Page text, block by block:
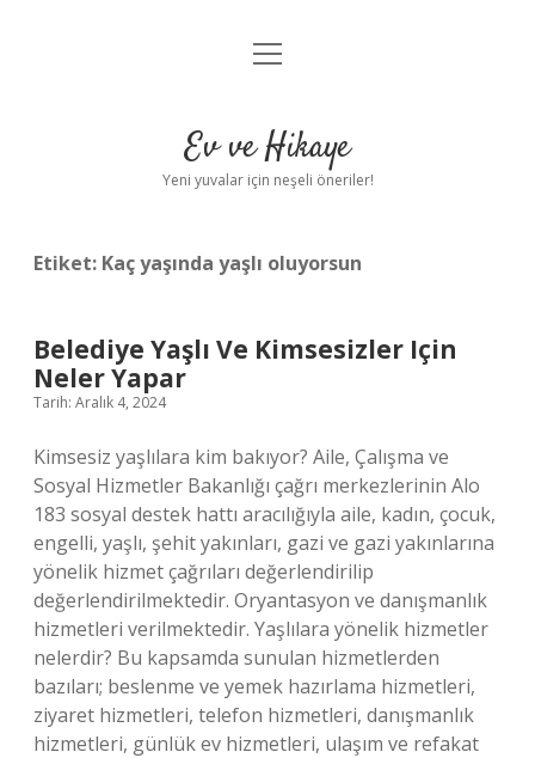
Anasayfa
Yasal Uyarı
menüyü
Ev ve Hikaye
Yeni yuvalar için neşeli öneriler!
Etiket: Kaç yaşında yaşlı oluyorsun
Belediye Yaşlı Ve Kimsesizler Için
Neler Yapar
Tarih: Aralık 4, 2024
Kimsesiz yaşlılara kim bakıyor? Aile, Çalışma ve
Sosyal Hizmetler Bakanlığı çağrı merkezlerinin Alo
183 sosyal destek hattı aracılığıyla aile, kadın, çocuk,
engelli, yaşlı, şehit yakınları, gazi ve gazi yakınlarına
yönelik hizmet çağrıları değerlendirilip
değerlendirilmektedir. Oryantasyon ve danışmanlık
hizmetleri verilmektedir. Yaşlılara yönelik hizmetler
nelerdir? Bu kapsamda sunulan hizmetlerden
bazıları; beslenme ve yemek hazırlama hizmetleri,
ziyaret hizmetleri, telefon hizmetleri, danışmanlık
hizmetleri, günlük ev hizmetleri, ulaşım ve refakat